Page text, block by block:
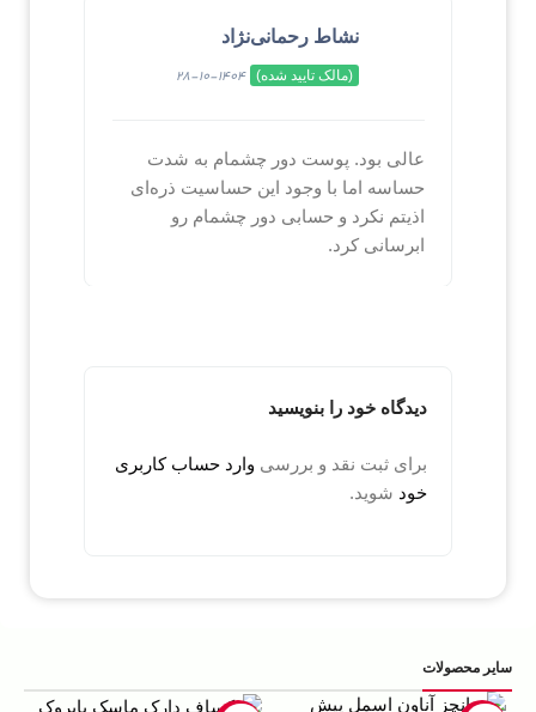
نشاط رحمانی‌نژاد
(مالک تایید شده) 1404-10-28
عالی بود. پوست دور چشمام به شدت
حساسه اما با وجود این حساسیت ذره‌ای
اذیتم نکرد و حسابی دور چشمام رو
ابرسانی کرد.
دیدگاه خود را بنویسید
برای ثبت نقد و بررسی وارد حساب کاربری
خود شوید.
سایر محصولات